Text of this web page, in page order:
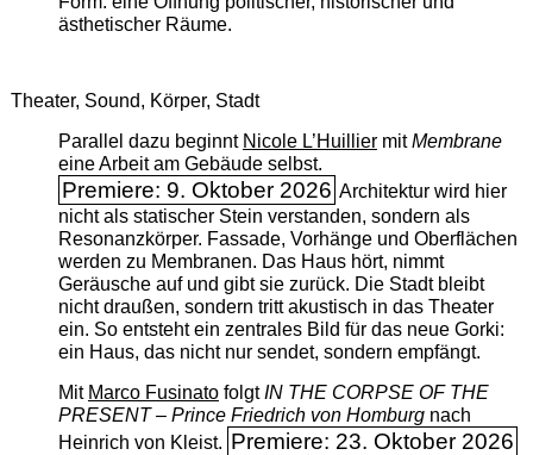
ästhetischer Räume.
Theater, Sound, Körper, Stadt
Parallel dazu beginnt Nicole L’Huilliermit ­Membrane
eine Arbeit am Gebäude selbst.
Premiere: 9. Oktober 2026 Architektur wird hier
nicht als statischer Stein verstanden, sondern als
Resonanzkörper. Fassade, Vorhänge und Oberflächen
werden zu Membranen. Das Haus hört, nimmt
Geräusche auf und gibt sie zurück. Die Stadt bleibt
nicht draußen, sondern tritt akustisch in das Theater
ein. So entsteht ein zentrales Bild für das neue Gorki:
ein Haus, das nicht nur sendet, sondern empfängt.
Mit Marco FusinatofolgtIN THE CORPSE OF THE
PRESENT – Prince Friedrich von Homburgnach
Heinrich von Kleist. Premiere: 23. Oktober 2026